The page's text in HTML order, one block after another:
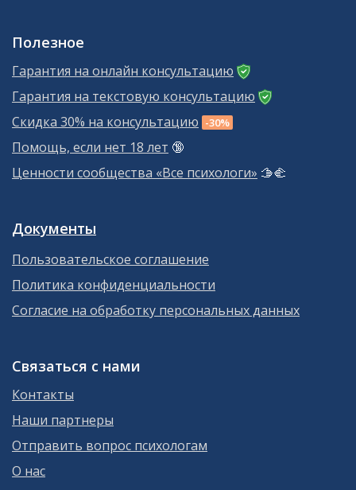
Полезное
Гарантия на онлайн консультацию
Гарантия на текстовую консультацию
Скидка 30% на консультацию -30%
Помощь, если нет 18 лет 🔞
Ценности сообщества «Все психологи» 🫱‍🫲
Документы
Пользовательское соглашение
Политика конфиденциальности
Согласие на обработку персональных данных
Связаться с нами
Контакты
Наши партнеры
Отправить вопрос психологам
О нас